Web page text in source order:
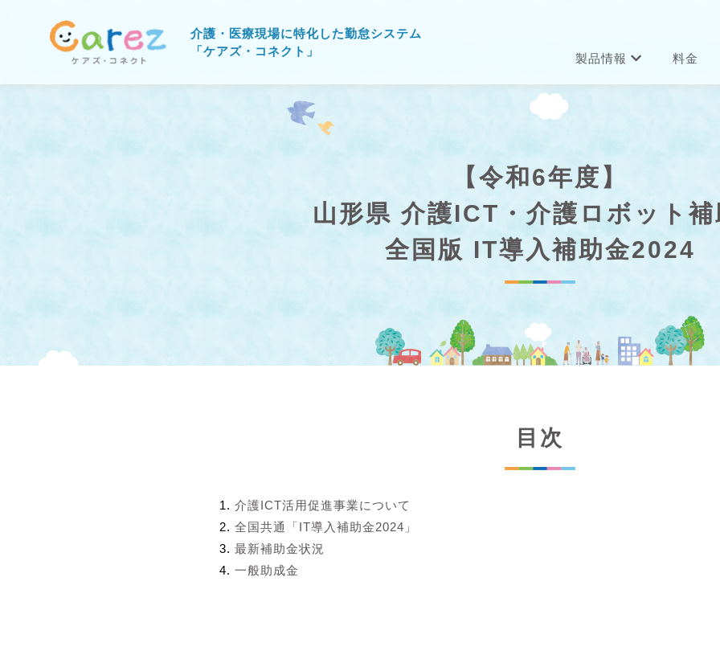
介護・医療現場に特化した勤怠システム
「ケアズ・コネクト」
製品情報 料金
【令和6年度】
山形県 介護ICT・介護ロボット補
全国版 IT導入補助金2024
目次
介護ICT活用促進事業について
全国共通「IT導入補助金2024」
最新補助金状況
一般助成金